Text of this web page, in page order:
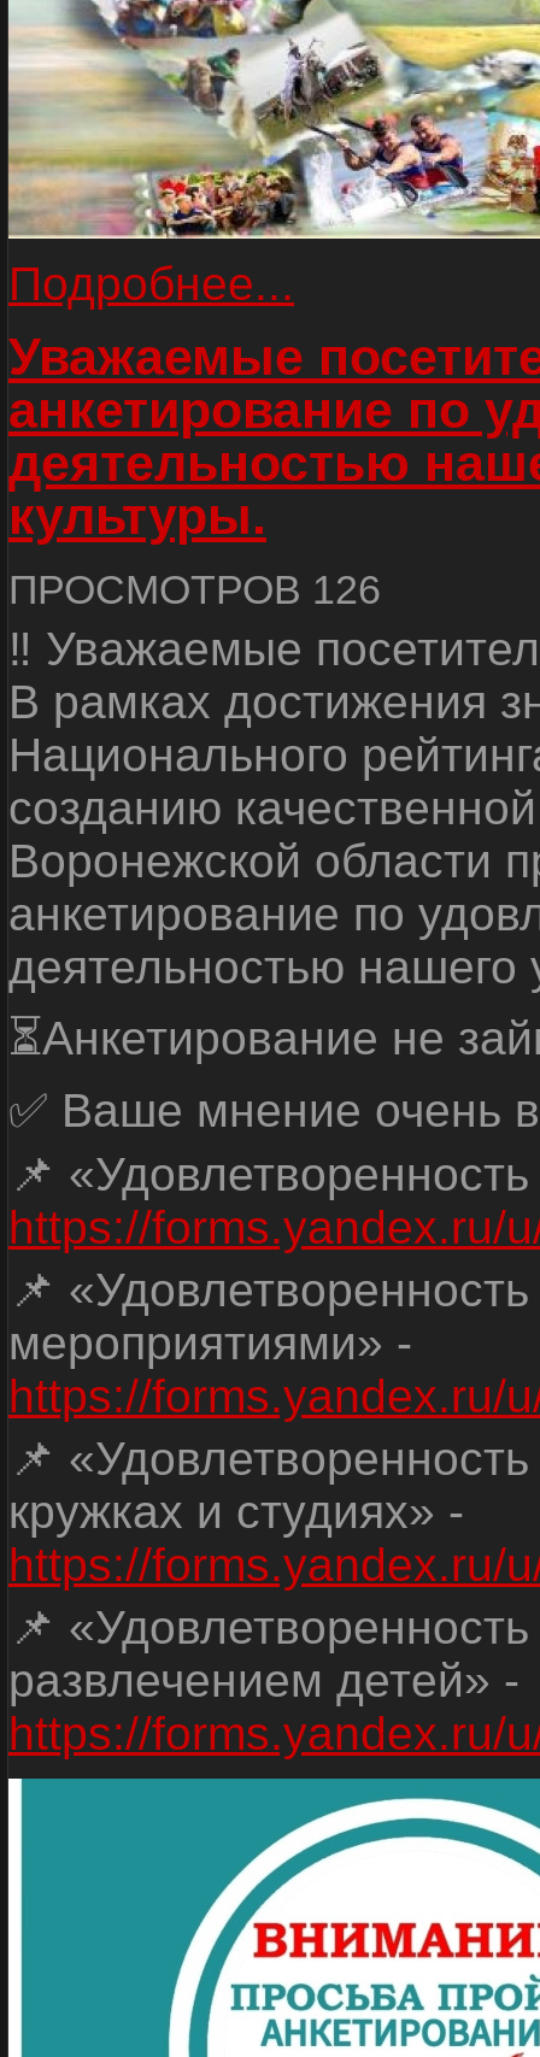
Подробнее...
Уважаемые
анкетирование по
деятельностью
культуры.
ПРОСМОТРОВ 126
‼ Уважаемые
В рамках достижения
Национального
созданию
Воронежской области
анкетирование по
деятельностью нашего
⏳Анкетирование не
✅ Ваше мнение очень
📌
https://forms.yandex.ru/
📌
мероприятиями» -
https://forms.yandex.ru/
📌
кружках и студиях» -
https://forms.yandex.ru/
📌
развлечением детей» -
https://forms.yandex.ru/